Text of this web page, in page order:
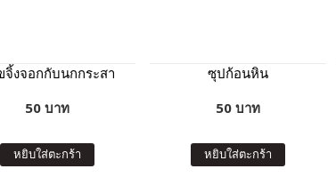
งจอกกับนกกระสา
50 บาท
หยิบใส่ตะกร้า
ซุปก้อนหิน
50 บาท
หยิบใส่ตะกร้า